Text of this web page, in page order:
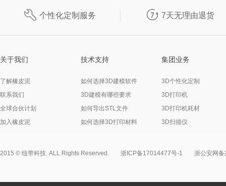
 个性化定制服务  7天无理由退货
关于我们
了解橡皮泥
联系我们
全球合伙计划
加入橡皮泥
技术支持
如何选择3D建模软件
3D建模有哪些要求
如何导出STL文件
如何选择3D打印材料
集团业务
3D个性化定制
3D打印机
3D打印机耗材
3D扫描仪
2015 © 纽带科技. ALL Rights Reserved. 浙ICP备17014477号-1 浙公安网